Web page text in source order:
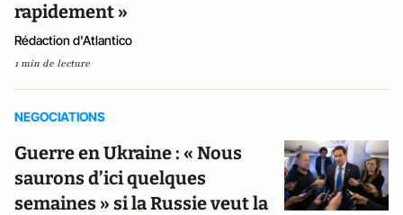
rapidement »
Rédaction d'Atlantico
1 min de lecture
NEGOCIATIONS
Guerre en Ukraine : « Nous
saurons d’ici quelques
semaines » si la Russie veut la